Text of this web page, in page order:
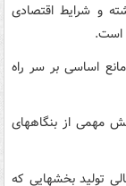
و شرایط اقتصادی
دو مانع اساسی بر سر راه
مهمی از بنگاه­های
تولید بخشهایی که